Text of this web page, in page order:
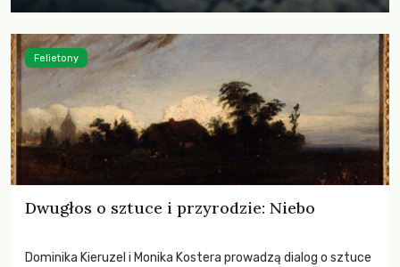
Dwugłos o sztuce i przyrodzie: Niebo
Dominika Kieruzel i Monika Kostera prowadzą dialog o sztuce
Felietony